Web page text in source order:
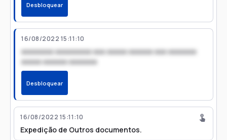
Desbloquear
16/08/2022 15:11:10
xxxxxxxx xxxxxxxxx xxx xxxxx xxxxxx xxx xxxxxxx
xxxxx xxxxxx xxxxxxx
Desbloquear
16/08/2022 15:11:10
Expedição de Outros documentos.